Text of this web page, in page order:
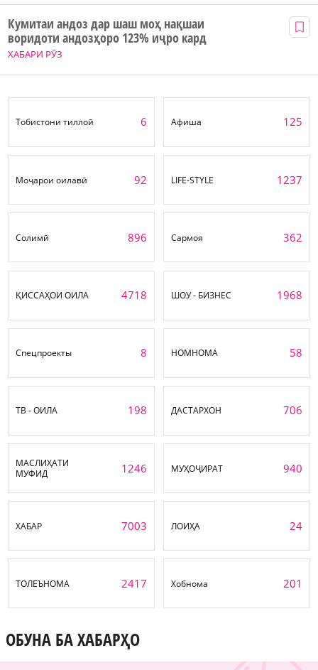
ХАБАРИ РӮЗ
Кумитаи андоз дар шаш моҳ нақшаи
воридоти андозҳоро 123% иҷро кард
Тобистони тиллоӣ 6 Афиша 125
Моҷарои оилавӣ 92 LIFE-STYLE 1237
Солимӣ 896 Сармоя 362
ҚИССАҲОИ ОИЛА 4718 ШОУ - БИЗНЕС 1968
Спецпроекты 8 НОМНОМА 58
ТВ - ОИЛА 198 ДАСТАРХОН 706
МАСЛИҲАТИ
МУФИД
1246 МУҲОҶИРАТ 940
ХАБАР 7003 ЛОИҲА 24
ТОЛЕЪНОМА 2417 Хобнома 201
ОБУНА БА ХАБАРҲО